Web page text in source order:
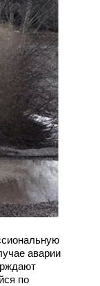
аварии
по